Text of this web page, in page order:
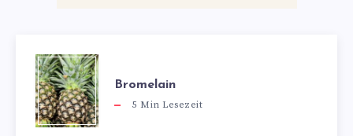
Bromelain
5 Min Lesezeit